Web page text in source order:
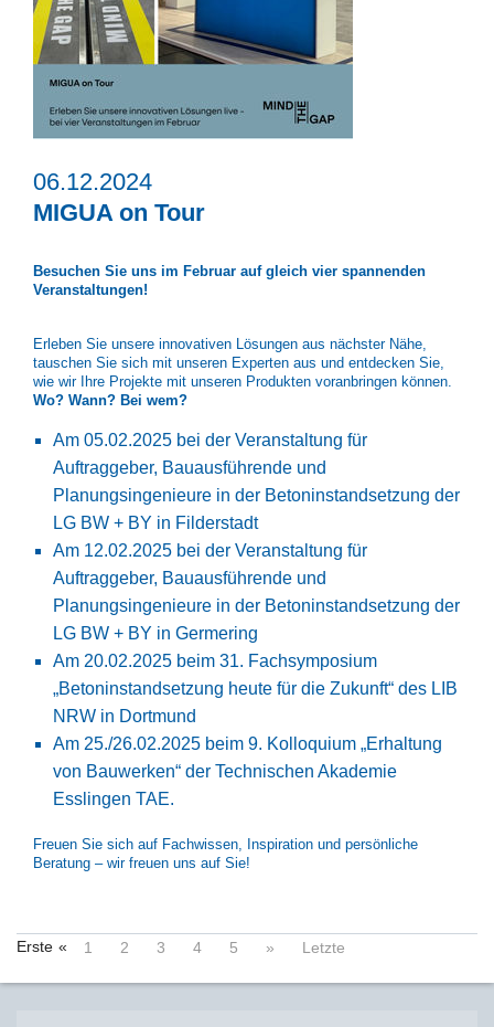
06.12.2024
MIGUA on Tour
Besuchen Sie uns im Februar auf gleich vier spannenden
Veranstaltungen!
Erleben Sie unsere innovativen Lösungen aus nächster Nähe,
tauschen Sie sich mit unseren Experten aus und entdecken Sie,
wie wir Ihre Projekte mit unseren Produkten voranbringen können.
Wo? Wann? Bei wem?
Am 05.02.2025 bei der Veranstaltung für
Auftraggeber, Bauausführende und
Planungsingenieure in der Betoninstandsetzung der
LG BW + BY in Filderstadt
Am 12.02.2025 bei der Veranstaltung für
Auftraggeber, Bauausführende und
Planungsingenieure in der Betoninstandsetzung der
LG BW + BY in Germering
Am 20.02.2025 beim 31. Fachsymposium
„Betoninstandsetzung heute für die Zukunft“ des LIB
NRW in Dortmund
Am 25./26.02.2025 beim 9. Kolloquium „Erhaltung
von Bauwerken“ der Technischen Akademie
Esslingen TAE.
Freuen Sie sich auf Fachwissen, Inspiration und persönliche
Beratung – wir freuen uns auf Sie!
Erste « 1 2 3 4 5 » Letzte